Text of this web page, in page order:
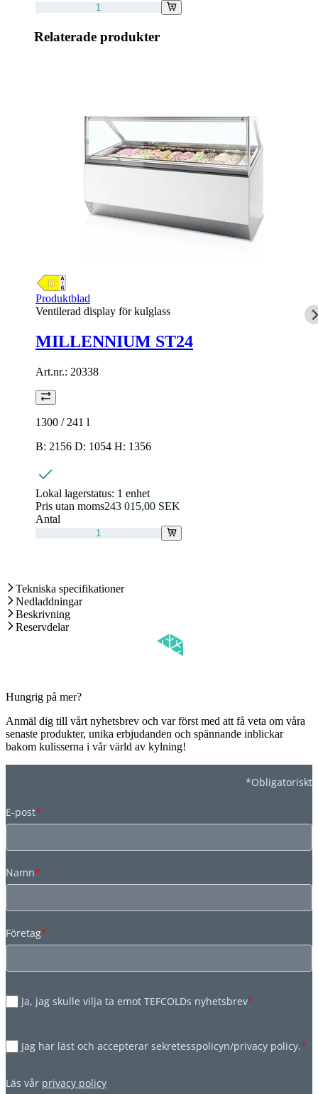
Relaterade produkter
Produktblad
Ventilerad display för kulglass
MILLENNIUM ST24
Art.nr.: 20338
1300 / 241 l
B: 2156 D: 1054 H: 1356
Lokal lagerstatus: 1 enhet
Pris utan moms243 015,00 SEK
Antal
Tekniska specifikationer
Nedladdningar
Beskrivning
Reservdelar
Hungrig på mer?
Anmäl dig till vårt nyhetsbrev och var först med att få veta om våra
senaste produkter, unika erbjudanden och spännande inblickar
bakom kulisserna i vår värld av kylning!
*Obligatoriskt
E-post*
Namn*
Företag*
Ja, jag skulle vilja ta emot TEFCOLDs nyhetsbrev*
Jag har läst och accepterar sekretesspolicyn/privacy policy.*
Läs vår privacy policy